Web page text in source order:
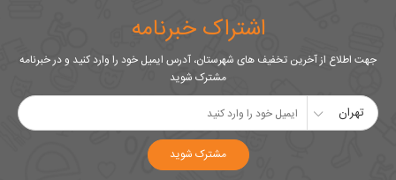
اشتراک خبرنامه
جهت اطلاع از آخرین تخفیف های شهرستان، آدرس ایمیل خود را وارد کنید و در خبرنامه
مشترک شوید
تهران
مشترک شوید